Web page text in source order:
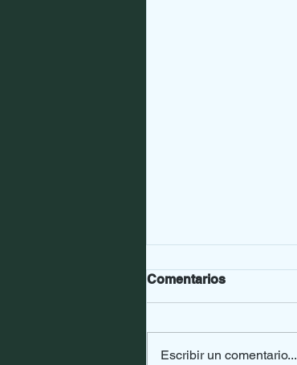
Comentarios
Escribir un comentario...